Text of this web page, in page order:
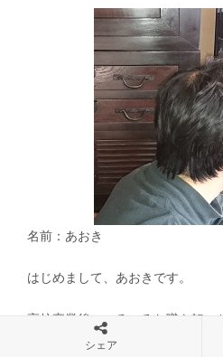
名前：あおき
はじめまして、あおきです。
高校卒業後、いろいろな職を転々と
していたが、あることがきっかけで
シェア